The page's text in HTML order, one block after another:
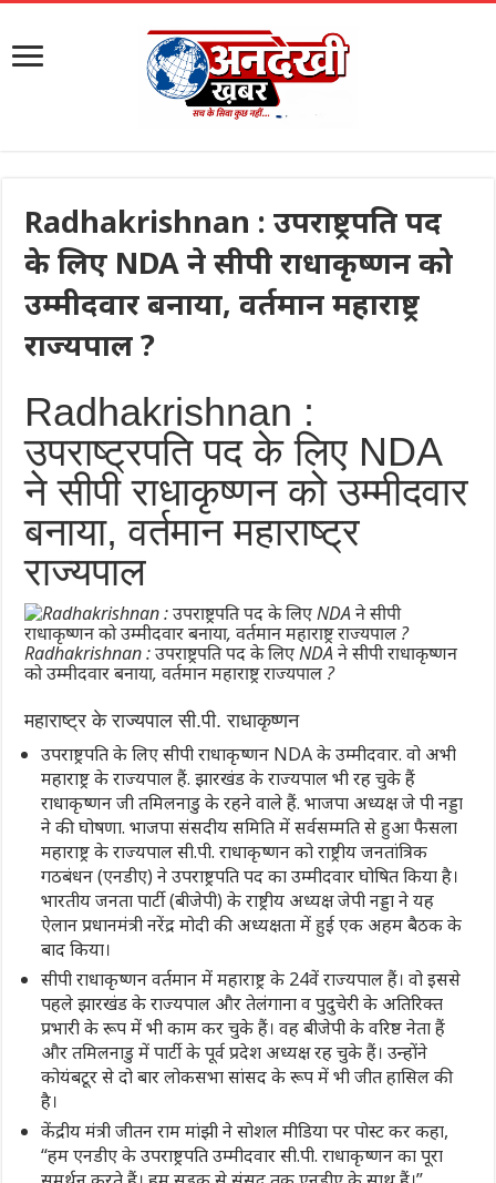
Radhakrishnan : उपराष्ट्रपति पद
के लिए NDA ने सीपी राधाकृष्णन को
उम्मीदवार बनाया, वर्तमान महाराष्ट्र
राज्यपाल ?
Radhakrishnan :
उपराष्ट्रपति पद के लिए NDA
ने सीपी राधाकृष्णन को उम्मीदवार
बनाया, वर्तमान महाराष्ट्र
राज्यपाल
Radhakrishnan : उपराष्ट्रपति पद के लिए NDA ने सीपी राधाकृष्णन
को उम्मीदवार बनाया, वर्तमान महाराष्ट्र राज्यपाल ?
महाराष्ट्र के राज्यपाल सी.पी. राधाकृष्णन
उपराष्ट्रपति के लिए सीपी राधाकृष्णन NDA के उम्मीदवार. वो अभी
महाराष्ट्र के राज्यपाल हैं. झारखंड के राज्यपाल भी रह चुके हैं
राधाकृष्णन जी तमिलनाडु के रहने वाले हैं. भाजपा अध्यक्ष जे पी नड्डा
ने की घोषणा. भाजपा संसदीय समिति में सर्वसम्मति से हुआ फैसला
महाराष्ट्र के राज्यपाल सी.पी. राधाकृष्णन को राष्ट्रीय जनतांत्रिक
गठबंधन (एनडीए) ने उपराष्ट्रपति पद का उम्मीदवार घोषित किया है।
भारतीय जनता पार्टी (बीजेपी) के राष्ट्रीय अध्यक्ष जेपी नड्डा ने यह
ऐलान प्रधानमंत्री नरेंद्र मोदी की अध्यक्षता में हुई एक अहम बैठक के
बाद किया।
सीपी राधाकृष्णन वर्तमान में महाराष्ट्र के 24वें राज्यपाल हैं। वो इससे
पहले झारखंड के राज्यपाल और तेलंगाना व पुदुचेरी के अतिरिक्त
प्रभारी के रूप में भी काम कर चुके हैं। वह बीजेपी के वरिष्ठ नेता हैं
और तमिलनाडु में पार्टी के पूर्व प्रदेश अध्यक्ष रह चुके हैं। उन्होंने
कोयंबटूर से दो बार लोकसभा सांसद के रूप में भी जीत हासिल की
है।
केंद्रीय मंत्री जीतन राम मांझी ने सोशल मीडिया पर पोस्ट कर कहा,
“हम एनडीए के उपराष्ट्रपति उम्मीदवार सी.पी. राधाकृष्णन का पूरा